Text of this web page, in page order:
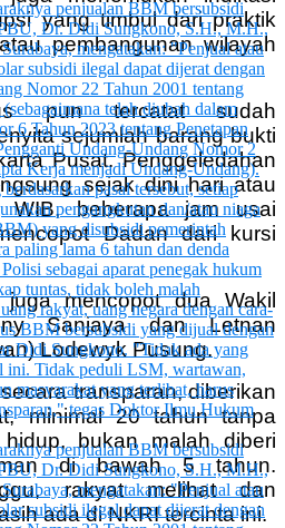
yang timbul dari praktik
pembangunan wilayah
pun tercatat sudah
sejumlah barang bukti
Pusat. Penggeledahan
sejak dini hari atau
WIB, beberapa jam usai
Dadan dari kursi
mencopot dua Wakil
Sanjaya dan Letnan
Lodewyk Pusung.
transparan, diberikan
minimal 20 tahun tanpa
bukan malah diberi
di bawah 5 tahun.
rakyat melihat dan
ada di NKRI tercinta ini.